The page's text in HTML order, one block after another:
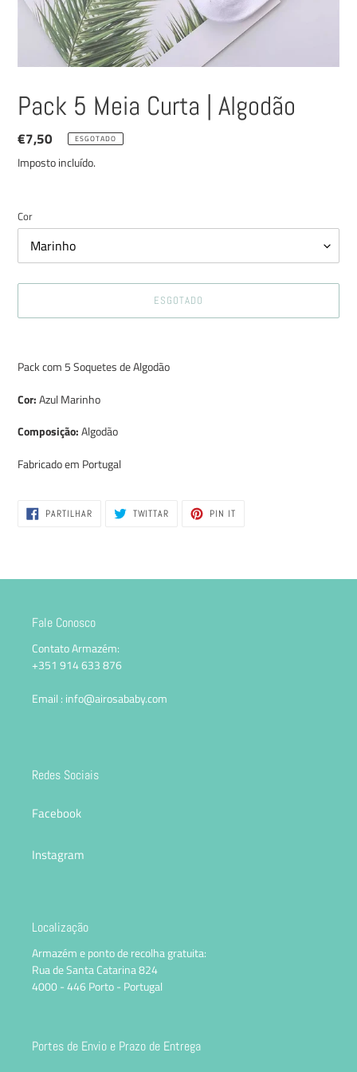
Pack 5 Meia Curta | Algodão
Preço
normal
€7,50 ESGOTADO
Imposto incluído.
Cor
ESGOTADO
adicionar
produto
ao
seu
carrinho
Pack com 5 Soquetes de Algodão
Cor:Azul Marinho
Composição:Algodão
Fabricado em Portugal
PARTILHARPARTILHE
NO
TWITTAR TWITTAR PIN IT
Fale Conosco
Contato Armazém:
+351 914 633 876
Email : info@airosababy.com
Redes Sociais
Facebook
Instagram
Localização
Armazém e ponto de recolha gratuita:
Rua de Santa Catarina 824
4000 - 446 Porto - Portugal
Portes de Envio e Prazo de Entrega